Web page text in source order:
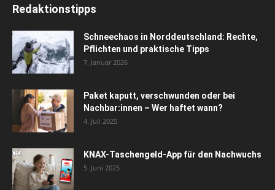
Redaktionstipps
Schneechaos in Norddeutschland: Rechte,
Pflichten und praktische Tipps
7. Januar 2026
Paket kaputt, verschwunden oder bei
Nachbar:innen – Wer haftet wann?
4. Juli 2025
KNAX-Taschengeld-App für den Nachwuchs
5. Juni 2025